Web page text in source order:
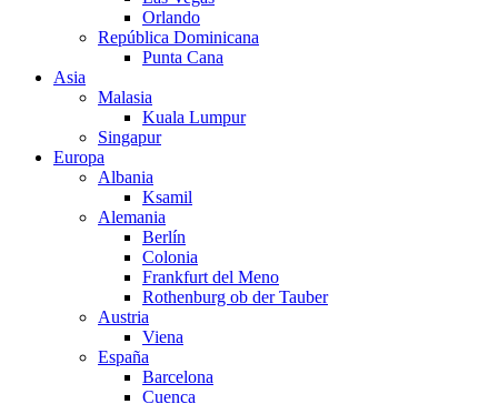
Orlando
República Dominicana
Punta Cana
Asia
Malasia
Kuala Lumpur
Singapur
Europa
Albania
Ksamil
Alemania
Berlín
Colonia
Frankfurt del Meno
Rothenburg ob der Tauber
Austria
Viena
España
Barcelona
Cuenca